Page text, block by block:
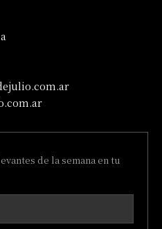
de la semana en tu